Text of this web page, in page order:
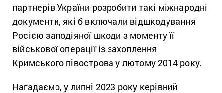
партнерів України розробити такі міжнародні
документи, які б включали відшкодування
Росією заподіяної шкоди з моменту її
військової операції із захоплення
Кримського півострова у лютому 2014 року.
Нагадаємо, у липні 2023 року керівний